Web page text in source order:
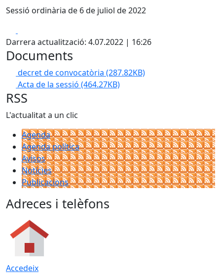
Sessió ordinària de 6 de juliol de 2022
Darrera actualització: 4.07.2022 | 16:26
Documents
decret de convocatòria (287.82KB)
Acta de la sessió (464.27KB)
RSS
L'actualitat a un clic
Agenda
Agenda política
Avisos
Notícies
Publicacions
Adreces i telèfons
Accedeix